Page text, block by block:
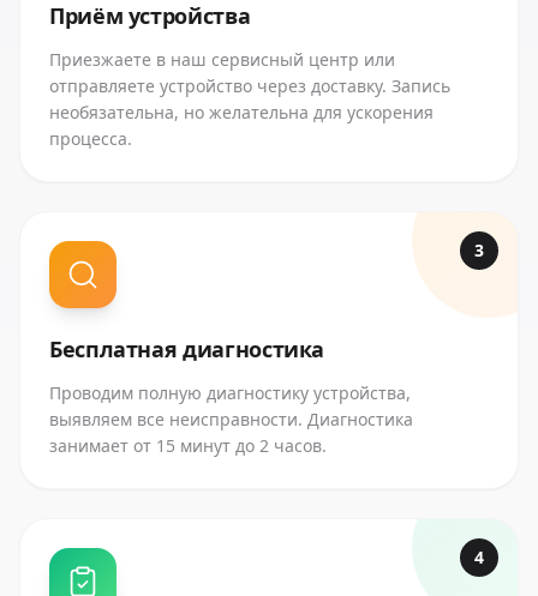
Приём устройства
Приезжаете в наш сервисный центр или
отправляете устройство через доставку. Запись
необязательна, но желательна для ускорения
процесса.
3
Бесплатная диагностика
Проводим полную диагностику устройства,
выявляем все неисправности. Диагностика
занимает от 15 минут до 2 часов.
4